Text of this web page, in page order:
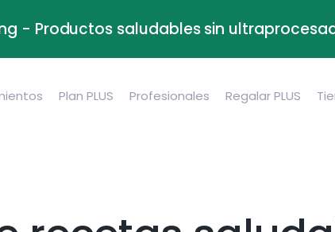
- Productos saludables sin
Plan PLUS Profesionales Regalar PLUS